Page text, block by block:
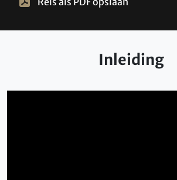
Inleiding